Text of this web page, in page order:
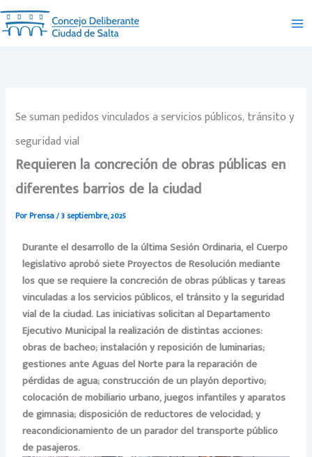
Ir
al
contenido
Se suman pedidos vinculados a servicios públicos, tránsito y
seguridad vial
Requieren la concreción de obras públicas en
diferentes barrios de la ciudad
PorPrensa/3 septiembre, 2025
Durante el desarrollo de la última Sesión Ordinaria, el Cuerpo
legislativo aprobó siete Proyectos de Resolución mediante
los que se requiere la concreción de obras públicas y tareas
vinculadas a los servicios públicos, el tránsito y la seguridad
vial de la ciudad. Las iniciativas solicitan al Departamento
Ejecutivo Municipal la realización de distintas acciones:
obras de bacheo; instalación y reposición de luminarias;
gestiones ante Aguas del Norte para la reparación de
pérdidas de agua; construcción de un playón deportivo;
colocación de mobiliario urbano, juegos infantiles y aparatos
de gimnasia; disposición de reductores de velocidad; y
reacondicionamiento de un parador del transporte público
de pasajeros.